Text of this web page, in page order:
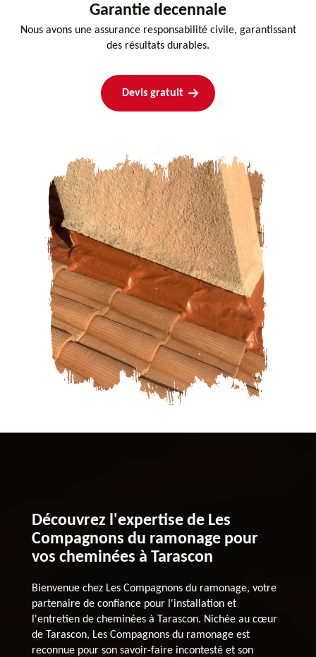
Garantie decennale
Nous avons une assurance responsabilité civile, garantissant
des résultats durables.
Devis gratuit
Découvrez l'expertise de Les
Compagnons du ramonage pour
vos cheminées à Tarascon
Bienvenue chez Les Compagnons du ramonage, votre
partenaire de confiance pour l'installation et
l'entretien de cheminées à Tarascon. Nichée au cœur
de Tarascon, Les Compagnons du ramonage est
reconnue pour son savoir-faire incontesté et son